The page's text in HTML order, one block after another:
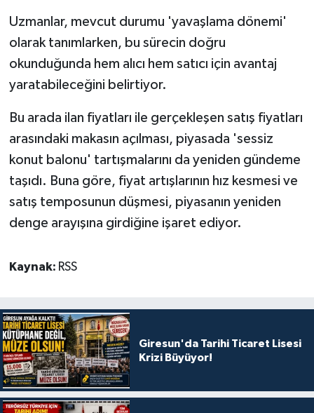
Uzmanlar, mevcut durumu 'yavaşlama dönemi'
olarak tanımlarken, bu sürecin doğru
okunduğunda hem alıcı hem satıcı için avantaj
yaratabileceğini belirtiyor.
Bu arada ilan fiyatları ile gerçekleşen satış fiyatları
arasındaki makasın açılması, piyasada 'sessiz
konut balonu' tartışmalarını da yeniden gündeme
taşıdı. Buna göre, fiyat artışlarının hız kesmesi ve
satış temposunun düşmesi, piyasanın yeniden
denge arayışına girdiğine işaret ediyor.
Kaynak: RSS
Giresun'da Tarihi Ticaret Lisesi
Krizi Büyüyor!